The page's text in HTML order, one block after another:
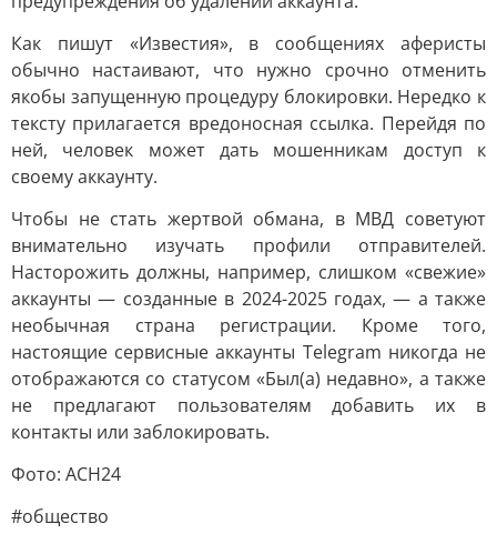
Как пишут «Известия», в сообщениях аферисты
обычно настаивают, что нужно срочно отменить
якобы запущенную процедуру блокировки. Нередко к
тексту прилагается вредоносная ссылка. Перейдя по
ней, человек может дать мошенникам доступ к
своему аккаунту.
Чтобы не стать жертвой обмана, в МВД советуют
внимательно изучать профили отправителей.
Насторожить должны, например, слишком «свежие»
аккаунты — созданные в 2024-2025 годах, — а также
необычная страна регистрации. Кроме того,
настоящие сервисные аккаунты Telegram никогда не
отображаются со статусом «Был(а) недавно», а также
не предлагают пользователям добавить их в
контакты или заблокировать.
Фото: АСН24
#общество